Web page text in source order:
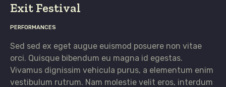
Exit Festival
PERFORMANCES
Sed sed ex eget augue euismod posuere non vitae
orci. Quisque bibendum eu magna id egestas.
Vivamus dignissim vehicula purus, a elementum enim
vestibulum rutrum. Nam molestie velit eros, interdum